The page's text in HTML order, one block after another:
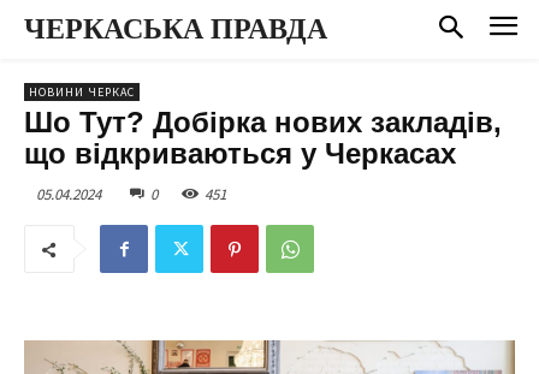
ЧЕРКАСЬКА ПРАВДА
НОВИНИ ЧЕРКАС
Шо Тут? Добірка нових закладів,
що відкриваються у Черкасах
05.04.2024 0 451